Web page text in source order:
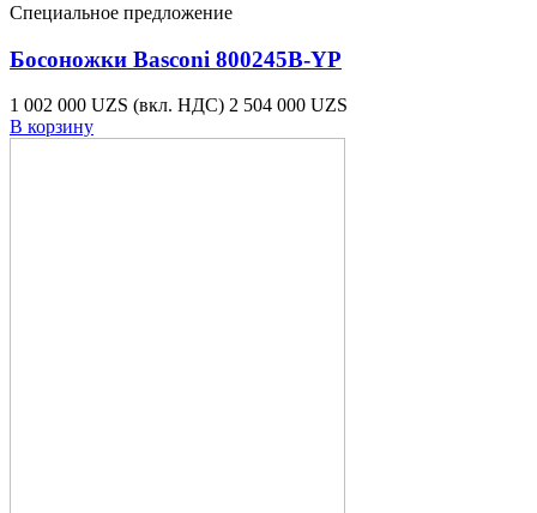
Специальное предложение
Босоножки Basconi 800245B-YP
1 002 000 UZS (вкл. НДС) 2 504 000 UZS
В корзину